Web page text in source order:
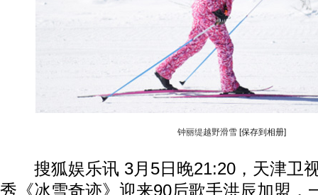
钟丽缇越野滑雪 [保存到相册]
搜狐娱乐讯 3月5日晚21:20，天津卫
秀《冰雪奇迹》迎来90后歌手洪辰加盟，